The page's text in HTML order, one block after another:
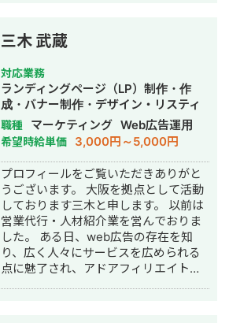
ドメディア代行運営（2023年~2024年
月商500~1000万円達成 WEB集客に関
する無料相談（~30分）を行っていま
すので、お気軽にお声掛け下さい。
Webからの売上に責任を持って取り組
むシビアな環境で業務をして参りまし
たので、対応力には自信があります。
Webマーケティング系の施策にお困り
なことがございましたら、ぜひお気軽
にご相談ください。どんな些細な案件
も、Zoomで無料相談をお受けいたしま
す。 ▼資格 ・ITパスポート ・教員免許
（中学・高校理科） ▼実績例 ＜Web制
作＞ ・HP制作（税理士事務所、資格発
行団体など） ・LP制作（教育系企業、
留学エージェント、資格発行団体な
ど） ・顧客へのインタビュー記事制作
教育関係のお客様が多いですが、それ
以外の実績もございます。 ＜SEO＞ ・
約1年で1.7万PV→8.2万PV／月までア
ップ（教育系ECサイト） ・ビッグキー
三木 武蔵
対応業務
ランディングページ（LP）制作・作
成・バナー制作・デザイン・リスティ
ング広告運用代行
職種 マーケティング Web広告運用
希望時給単価 3,000円～5,000円
プロフィールをご覧いただきありがと
うございます。 大阪を拠点として活動
しております三木と申します。 以前は
営業代行・人材紹介業を営んでおりま
した。 ある日、web広告の存在を知
り、広く人々にサービスを広められる
点に魅了され、アドアフィリエイトを